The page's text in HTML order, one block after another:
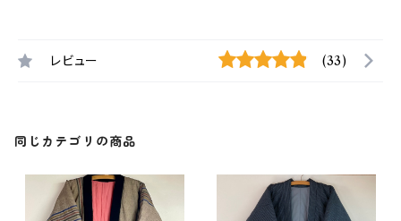
レビュー (33)
同じカテゴリの商品